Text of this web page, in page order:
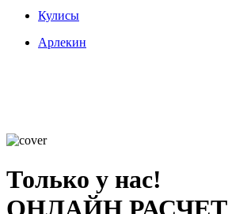
Кулисы
Арлекин
Только у нас!
ОНЛАЙН РАСЧЕТ